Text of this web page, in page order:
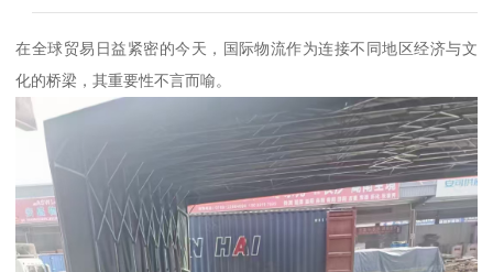
在全球贸易日益紧密的今天，国际物流作为连接不同地区经济与文
化的桥梁，其重要性不言而喻。